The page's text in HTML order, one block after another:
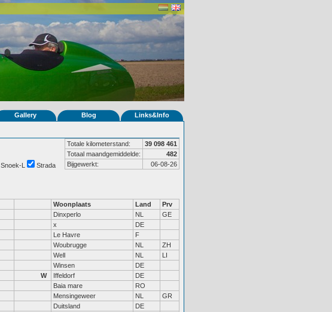
Gallery Blog Links&Info
Totale kilometerstand:
39 098 461
Totaal maandgemiddelde:
482
Bijgewerkt:
06-08-26
Snoek-L Strada
Woonplaats Land
Prv
Dinxperlo NL
GE
x
DE
Le Havre
F
Woubrugge NL
ZH
Well NL
LI
Winsen
DE
W Iffeldorf
DE
Baia mare
RO
Mensingeweer NL
GR
Duitsland
DE